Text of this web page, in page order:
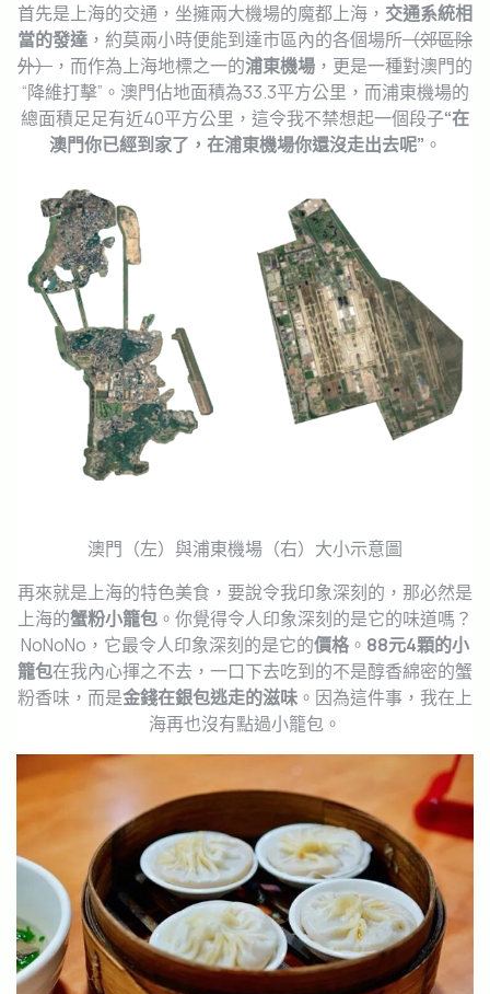
首先是上海的交通，坐擁兩大機場的魔都上海， 交通系統相
當的發達，約莫兩小時便能到達市區內的各個場所（郊區除
外） ，而作為上海地標之一的浦東機場 ，更是一種對澳門的
“降維打擊”。澳門佔地面積為33.3平方公里，而浦東機場的
總面積足足有近40平方公里，這令我不禁想起一個段子“在
澳門你已經到家了，在浦東機場你還沒走出去呢” 。
澳門（左）與浦東機場（右）大小示意圖
再來就是上海的特色美食，要說令我印象深刻的，那必然是
上海的蟹粉小籠包 。你覺得令人印象深刻的是它的味道嗎？
NoNoNo，它最令人印象深刻的是它的價格 。 88元4顆的小
籠包在我內心揮之不去，一口下去吃到的不是醇香綿密的蟹
粉香味，而是金錢在銀包逃走的滋味 。因為這件事，我在上
海再也沒有點過小籠包。